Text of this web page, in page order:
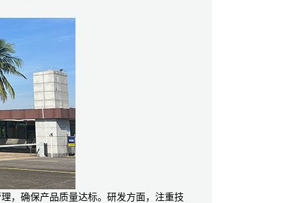
确保产品质量达标。研发方面，注重技